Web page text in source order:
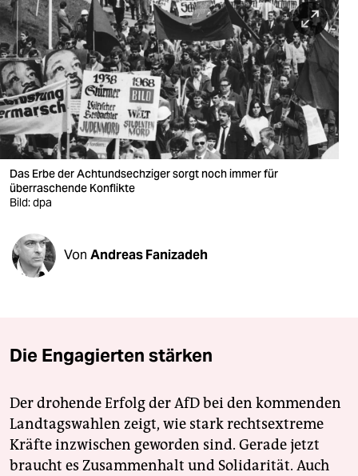
berlin
nord
wahrheit
verlag
verlag
veranstaltungen
fragen & hilfe
unterstützen
Das Erbe der Achtundsechziger sorgt noch immer für
überraschende Konflikte
Bild: dpa
Von Andreas Fanizadeh
Die Engagierten stärken
Der drohende Erfolg der AfD bei den kommenden
Landtagswahlen zeigt, wie stark rechtsextreme
Kräfte inzwischen geworden sind. Gerade jetzt
braucht es Zusammenhalt und Solidarität. Auch